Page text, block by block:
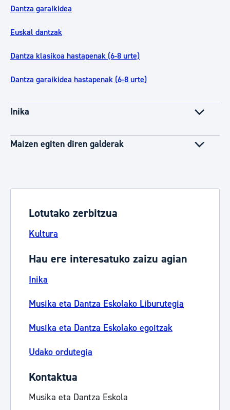
Dantza garaikidea
Euskal dantzak
Dantza klasikoa hastapenak (6-8 urte)
Dantza garaikidea hastapenak (6-8 urte)
Inika
Maizen egiten diren galderak
Lotutako zerbitzua
Kultura
Hau ere interesatuko zaizu agian
Inika
Musika eta Dantza Eskolako Liburutegia
Musika eta Dantza Eskolako egoitzak
Udako ordutegia
Kontaktua
Musika eta Dantza Eskola